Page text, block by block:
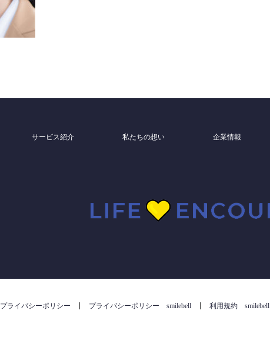
サービス紹介 私たちの想い 企業情報
プライバシーポリシー プライバシーポリシー smilebell 利用規約 smilebell